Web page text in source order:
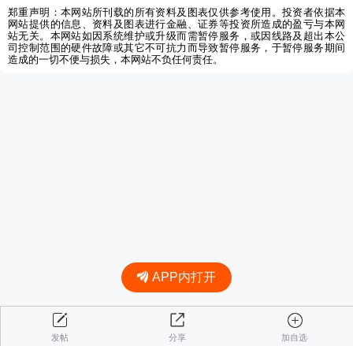
郑重声明：本网站所刊载的所有资料及图表仅供参考使用。投资者依据本
网站提供的信息、资料及图表进行金融、证券等投资所造成的盈亏与本网
站无关。本网站如因系统维护或升级而需暂停服务，或因线路及超出本公
司控制范围的硬件故障或其它不可抗力而导致暂停服务，于暂停服务期间
造成的一切不便与损失，本网站不负任何责任。
发帖 分享 加自选
APP内打开